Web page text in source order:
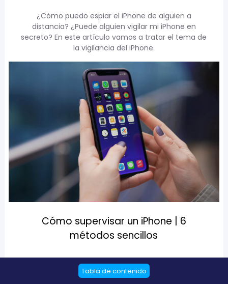
Tabla de contenido
¿Cómo puedo espiar el iPhone de alguien a
distancia? ¿Puede alguien vigilar mi iPhone en
secreto? En este artículo vamos a tratar el tema de
la vigilancia del iPhone.
Cómo supervisar un iPhone | 6
métodos sencillos
Este artículo presenta 6 maneras fáciles de ayudarle
a controlar el iPhone de alguien sin necesidad de